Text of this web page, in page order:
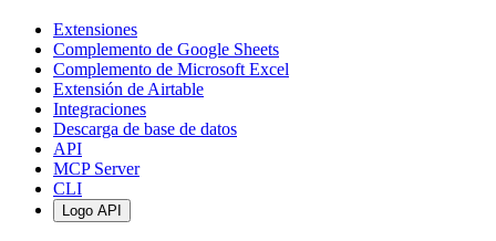
Extensiones
Complemento de Google Sheets
Complemento de Microsoft Excel
Extensión de Airtable
Integraciones
Descarga de base de datos
API
MCP Server
CLI
Logo API